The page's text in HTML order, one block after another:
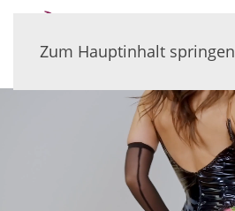
Zum Hauptinhalt springen